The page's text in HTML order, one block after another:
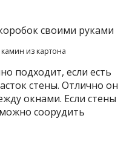
из картона
подходит, если есть
стены. Отлично он
окнами. Если стены
соорудить